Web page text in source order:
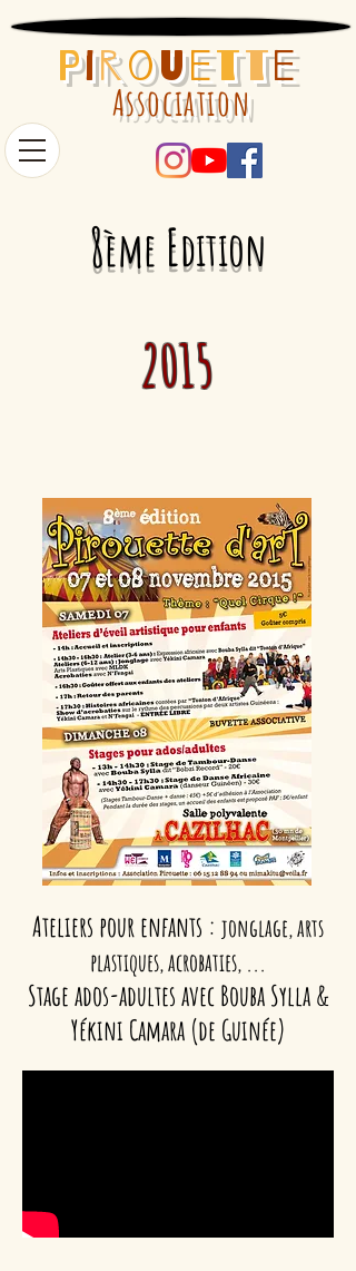
Pirouette
Association
8ème Edition
2015
Ateliers pour enfants : jonglage, arts
plastiques,acrobaties, ...
Stage ados-adultesavec Bouba Sylla &
Yékini Camara (de Guinée)